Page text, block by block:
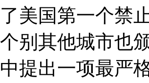
了美国第一个禁
个别其他城市也
中提出一项最严